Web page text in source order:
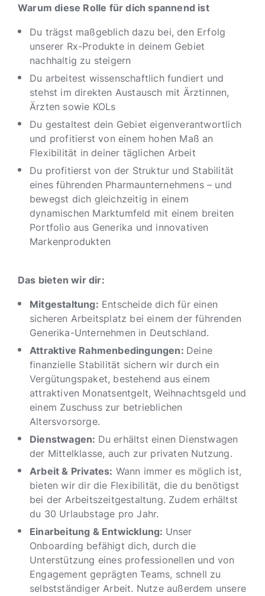
Warum diese Rolle für dich spannend ist
Du trägst maßgeblich dazu bei, den Erfolg
unserer Rx-Produkte in deinem Gebiet
nachhaltig zu steigern
Du arbeitest wissenschaftlich fundiert und
stehst im direkten Austausch mit Ärztinnen,
Ärzten sowie KOLs
Du gestaltest dein Gebiet eigenverantwortlich
und profitierst von einem hohen Maß an
Flexibilität in deiner täglichen Arbeit
Du profitierst von der Struktur und Stabilität
eines führenden Pharmaunternehmens – und
bewegst dich gleichzeitig in einem
dynamischen Marktumfeld mit einem breiten
Portfolio aus Generika und innovativen
Markenprodukten
Das bieten wir dir:
Mitgestaltung: Entscheide dich für einen
sicheren Arbeitsplatz bei einem der führenden
Generika-Unternehmen in Deutschland.
Attraktive Rahmenbedingungen: Deine
finanzielle Stabilität sichern wir durch ein
Vergütungspaket, bestehend aus einem
attraktiven Monatsentgelt, Weihnachtsgeld und
einem Zuschuss zur betrieblichen
Altersvorsorge.
Dienstwagen: Du erhältst einen Dienstwagen
der Mittelklasse, auch zur privaten Nutzung.
Arbeit & Privates: Wann immer es möglich ist,
bieten wir dir die Flexibilität, die du benötigst
bei der Arbeitszeitgestaltung. Zudem erhältst
du 30 Urlaubstage pro Jahr.
Einarbeitung & Entwicklung: Unser
Onboarding befähigt dich, durch die
Unterstützung eines professionellen und von
Engagement geprägten Teams, schnell zu
selbstständiger Arbeit. Nutze außerdem unsere